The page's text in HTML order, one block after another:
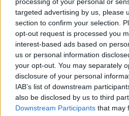
targeted advertising by us, please
section to confirm your selection.
opt-out request is processed you
interest-based ads based on
us or personal information
your opt-out. You may separately
disclosure of your personal
IAB’s list of downstream
also be disclosed by us to third
Downstream Participants that may
A vitorlavirág ideális szobanövény,
és a fényszegény környezetet.